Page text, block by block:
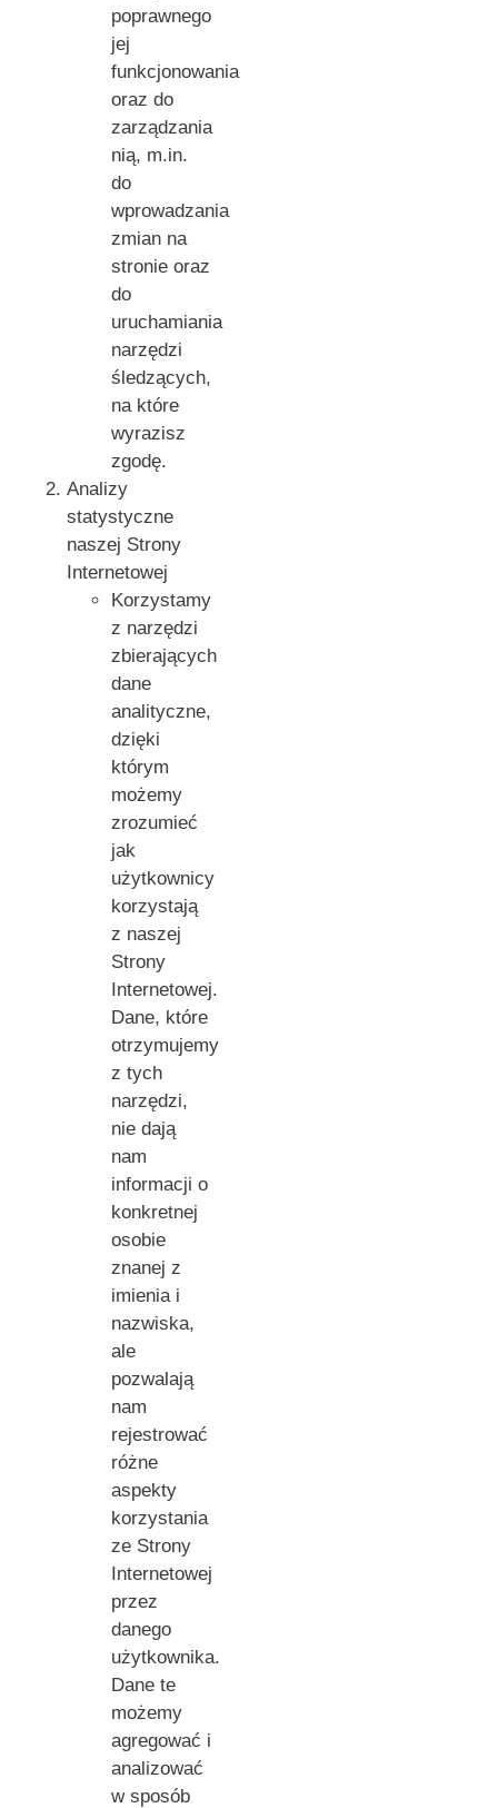
poprawnego
jej
funkcjonowania
oraz do
zarządzania
nią, m.in.
do
wprowadzania
zmian na
stronie oraz
do
uruchamiania
narzędzi
śledzących,
na które
wyrazisz
zgodę.
Analizy
statystyczne
naszej Strony
Internetowej
Korzystamy
z narzędzi
zbierających
dane
analityczne,
dzięki
którym
możemy
zrozumieć
jak
użytkownicy
korzystają
z naszej
Strony
Internetowej.
Dane, które
otrzymujemy
z tych
narzędzi,
nie dają
nam
informacji o
konkretnej
osobie
znanej z
imienia i
nazwiska,
ale
pozwalają
nam
rejestrować
różne
aspekty
korzystania
ze Strony
Internetowej
przez
danego
użytkownika.
Dane te
możemy
agregować i
analizować
w sposób